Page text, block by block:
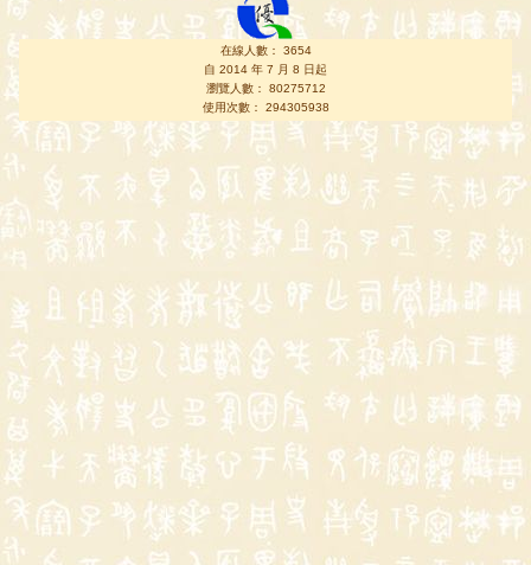
在線人數： 3654
自 2014 年 7 月 8 日起
瀏覽人數： 80275712
使用次數： 294305938